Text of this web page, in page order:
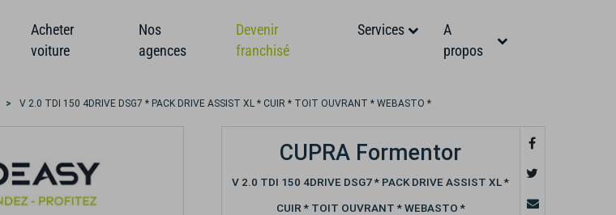
Acheter
voiture
Nos
agences
Devenir
franchisé
Services
A
propos
V 2.0 TDI 150 4DRIVE DSG7 * PACK DRIVE ASSIST XL * CUIR * TOIT OUVRANT * WEBASTO *
CUPRA Formentor
V 2.0 TDI 150 4DRIVE DSG7 * PACK DRIVE ASSIST XL *
CUIR * TOIT OUVRANT * WEBASTO *